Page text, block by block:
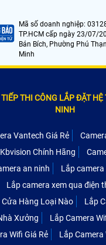
Mã số doanh nghiệp:
TP.HCM cấp ngày 23/07/
Bán Bích, Phường Phú
Minh
THI CÔNG LẮP ĐẶT HỆ
NINH
Vantech Giá Rẻ
Chính Hãng
an ninh
Lắp camera
Lắp camera xem qua điện
Cửa Hàng Loại Nào
Lắp
Xưởng
Lắp Camera
Wifi Giá Rẻ
Lắp Camera